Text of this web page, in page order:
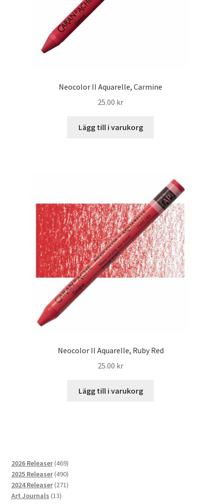
Neocolor II Aquarelle, Carmine
25.00 kr
Lägg till i varukorg
Neocolor II Aquarelle, Ruby Red
25.00 kr
Lägg till i varukorg
2026 Releaser 469469
produkter
2025 Releaser 490490
produkter
2024 Releaser 271271
Art Journals 1313